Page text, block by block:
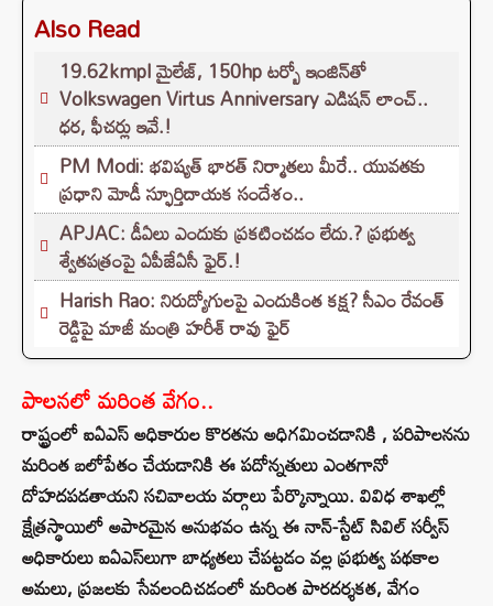
Also Read
19.62kmpl మైలేజ్, 150hp టర్బో ఇంజిన్‌తో
Volkswagen Virtus Anniversary ఎడిషన్ లాంచ్..
ధర, ఫీచర్లు ఇవే.!
PM Modi: భవిష్యత్ భారత్ నిర్మాతలు మీరే.. యువతకు
ప్రధాని మోడీ స్ఫూర్తిదాయక సందేశం..
APJAC: డీఏలు ఎందుకు ప్రకటించడం లేదు.? ప్రభుత్వ
శ్వేతపత్రంపై ఏపీజేఏసీ ఫైర్.!
Harish Rao: నిరుద్యోగులపై ఎందుకింత కక్ష? సీఎం రేవంత్
రెడ్డిపై మాజీ మంత్రి హరీశ్ రావు ఫైర్
పాలనలో మరింత వేగం..
రాష్ట్రంలో ఐఏఎస్ అధికారుల కొరతను అధిగమించడానికి , పరిపాలనను
మరింత బలోపేతం చేయడానికి ఈ పదోన్నతులు ఎంతగానో
దోహదపడతాయని సచివాలయ వర్గాలు పేర్కొన్నాయి. వివిధ శాఖల్లో
క్షేత్రస్థాయిలో అపారమైన అనుభవం ఉన్న ఈ నాన్-స్టేట్ సివిల్ సర్వీస్
అధికారులు ఐఏఎస్‌లుగా బాధ్యతలు చేపట్టడం వల్ల ప్రభుత్వ పథకాల
అమలు, ప్రజలకు సేవలందిచడంలో మరింత పారదర్శకత, వేగం